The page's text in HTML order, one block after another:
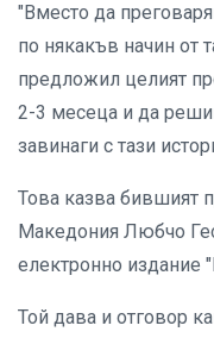
"Вместо да
по някакъв начин от
предложил целият
2-3 месеца и да
завинаги с тази
Това казва бившият
Македония Любчо
електронно издание
Той дава и отговор